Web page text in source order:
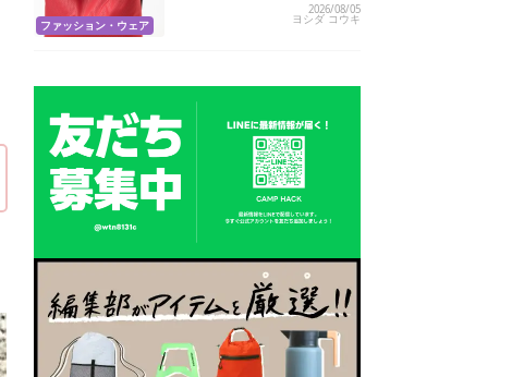
ファッション・ウェア
2026/08/05
ヨシダ コウキ